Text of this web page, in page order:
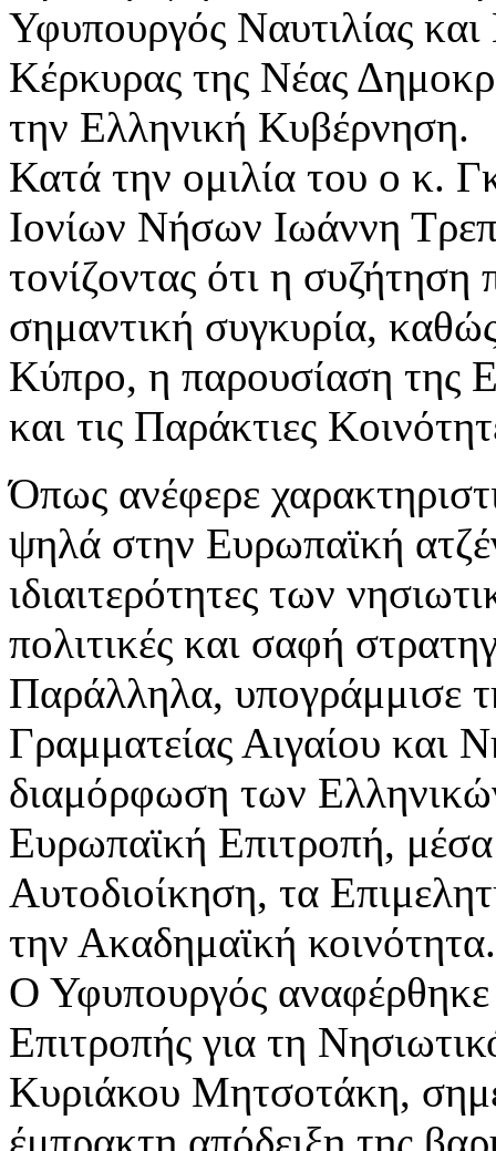
Υφυπουργός Ναυτιλίας
Κέρκυρας της Νέας
την Ελληνική Κυβέρνηση.
Κατά την ομιλία του ο κ.
Ιονίων Νήσων Ιωάννη
τονίζοντας ότι η συζήτηση
σημαντική συγκυρία,
Κύπρο, η παρουσίαση της
και τις Παράκτιες
Όπως ανέφερε
ψηλά στην Ευρωπαϊκή
ιδιαιτερότητες των
πολιτικές και σαφή
Παράλληλα, υπογράμμισε
Γραμματείας Αιγαίου και
διαμόρφωση των
Ευρωπαϊκή Επιτροπή,
Αυτοδιοίκηση, τα
την Ακαδημαϊκή κοινότητα.
Ο Υφυπουργός αναφέρθηκε
Επιτροπής για τη
Κυριάκου Μητσοτάκη,
έμπρακτη απόδειξη της